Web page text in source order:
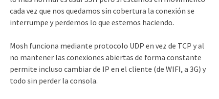
cada vez que nos quedamos sin cobertura la conexión se
interrumpe y perdemos lo que estemos haciendo.
Mosh funciona mediante protocolo UDP en vez de TCP y al
no mantener las conexiones abiertas de forma constante
permite incluso cambiar de IP en el cliente (de WIFI, a 3G) y
todo sin perder la consola.